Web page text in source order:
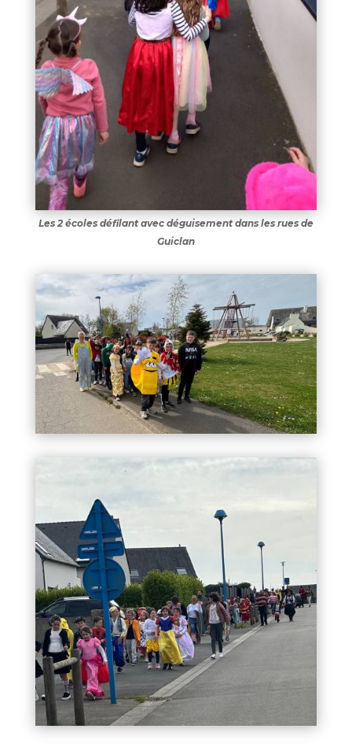
Les 2 écoles défilant avec déguisement dans les rues de
Guiclan